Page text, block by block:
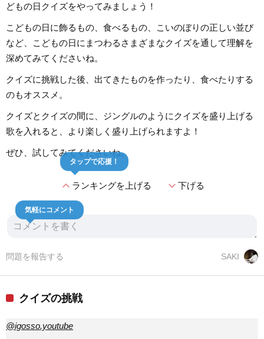
どもの日クイズをやってみましょう！
こどもの日に飾るもの、食べるもの、こいのぼりの正しい並び
など、こどもの日にまつわるさまざまなクイズを通して理解を
深めてみてくださいね。
クイズに挑戦した後、出てきたものを作ったり、食べたりする
のもオススメ。
クイズとクイズの間に、ジングルのようにクイズを盛り上げる
歌を入れると、より楽しく盛り上げられますよ！
ぜひ、試してみてくださいね。
expand_lessランキングを上げる
タップで応援！
expand_more下げる
気軽にコメント
SAKI
問題を報告する
クイズの挑戦
@igosso.youtube